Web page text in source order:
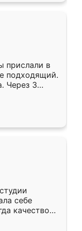
прислали в
подходящий.
Через 3
Остались
себе
качеством
уже почти